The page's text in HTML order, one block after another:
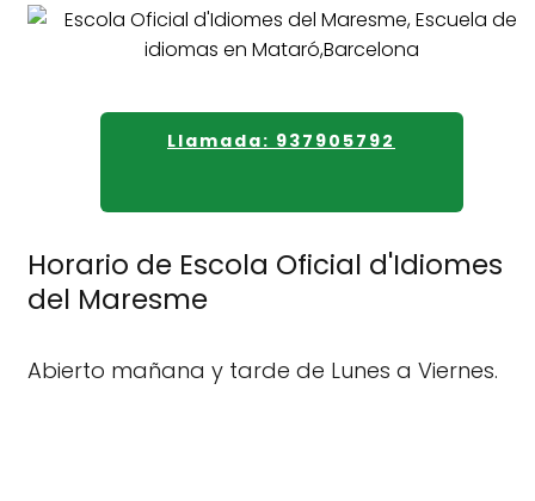
Llamada: 937905792
Horario de Escola Oficial d'Idiomes
del Maresme
Abierto mañana y tarde de Lunes a Viernes.